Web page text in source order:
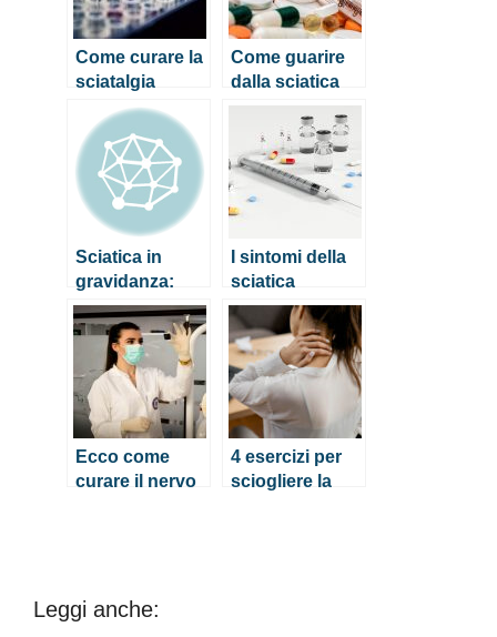
Come curare la
sciatalgia
Come guarire
dalla sciatica
Sciatica in
gravidanza:
come alleviare
il dolore
I sintomi della
sciatica
Ecco come
curare il nervo
4 esercizi per
sciogliere la
Leggi anche: